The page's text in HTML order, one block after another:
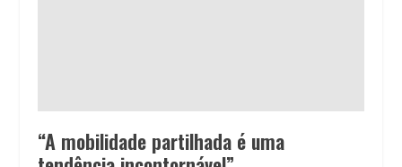
“A mobilidade partilhada é uma